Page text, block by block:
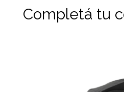
Completá tu